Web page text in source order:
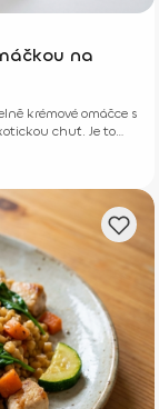
na
krémové omáčce s
chuť. Je to
a zdravými